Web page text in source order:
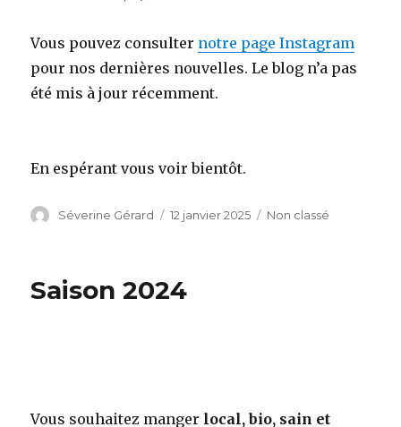
Vous pouvez consulter notre page Instagram
pour nos dernières nouvelles. Le blog n’a pas
été mis à jour récemment.
En espérant vous voir bientôt.
Auteur
Séverine Gérard
Publié
12 janvier 2025 Catégories
Non classé
Saison 2024
Vous souhaitez manger local, bio, sain et